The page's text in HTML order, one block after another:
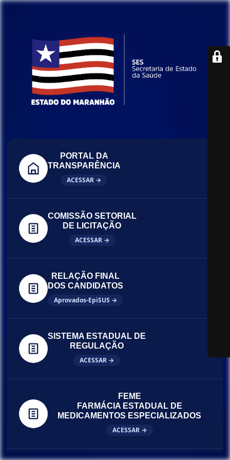
PORTAL DA
TRANSPARÊNCIA
ACESSAR →
COMISSÃO SETORIAL
DE LICITAÇÃO
ACESSAR →
RELAÇÃO FINAL
DOS CANDIDATOS
Aprovados-EpiSUS →
SISTEMA ESTADUAL DE
REGULAÇÃO
ACESSAR →
FEME
FARMÁCIA ESTADUAL DE
MEDICAMENTOS ESPECIALIZADOS
ACESSAR →